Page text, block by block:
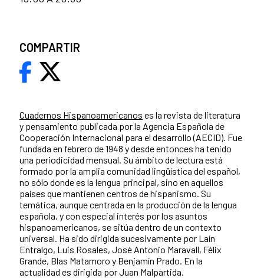
Cuadernos Hispanoamericanos es la revista de literatura
y pensamiento publicada por la Agencia Española de
Cooperación Internacional para el desarrollo (AECID). Fue
fundada en febrero de 1948 y desde entonces ha tenido
una periodicidad mensual. Su ámbito de lectura está
formado por la amplia comunidad lingüística del español,
no sólo donde es la lengua principal, sino en aquellos
países que mantienen centros de hispanismo. Su
temática, aunque centrada en la producción de la lengua
española, y con especial interés por los asuntos
hispanoamericanos, se sitúa dentro de un contexto
universal. Ha sido dirigida sucesivamente por Laín
Entralgo, Luis Rosales, José Antonio Maravall, Félix
Grande, Blas Matamoro y Benjamín Prado. En la
actualidad es dirigida por Juan Malpartida.
COMPARTIR